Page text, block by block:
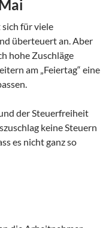
sich für viele
überteuert an. Aber
hohe Zuschläge
am „Feiertag“ eine
der Steuerfreiheit
keine Steuern
es nicht ganz so